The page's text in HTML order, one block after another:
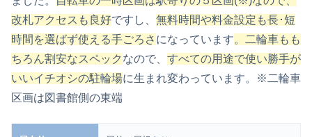
改札アクセスも良好ですし、 無料時間や料金設定も長･短
時間を選ばず使える手ごろさ になっています。二輪車もも
ちろん割安なスペック なので、 すべての用途で使い勝手が
いいイチオシの駐輪場に生まれ変わっています。
※二輪車
区画は図書館側の東端